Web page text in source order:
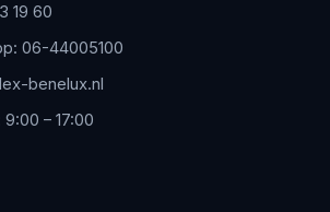
19 60
06-44005100
benelux.nl
9:00 – 17:00